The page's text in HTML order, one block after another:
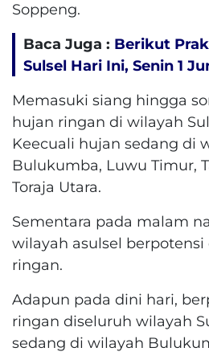
Soppeng.
Baca Juga : Berikut
Sulsel Hari Ini, Senin 1
Memasuki siang hingga
hujan ringan di wilayah
Keecuali hujan sedang di
Bulukumba, Luwu Timur,
Toraja Utara.
Sementara pada malam
wilayah asulsel
ringan.
Adapun pada dini hari,
ringan diseluruh wilayah
sedang di wilayah